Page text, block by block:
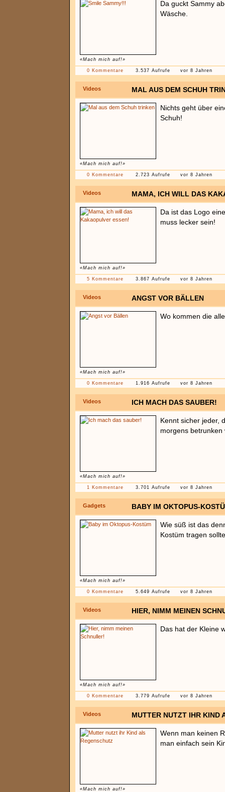
«Mach mich auf!»
Da guckt Sammy
Wäsche.
0 Kommentare 3.537 Aufrufe vor 8 Jahren
Videos MAL AUS DEM SCHUH
«Mach mich auf!»
Nichts geht über
Schuh!
0 Kommentare 2.723 Aufrufe vor 8 Jahren
Videos MAMA, ICH WILL DAS
«Mach mich auf!»
Da ist das Logo
muss lecker sein!
5 Kommentare 3.867 Aufrufe vor 8 Jahren
Videos ANGST VOR BÄLLEN
«Mach mich auf!»
Wo kommen die
0 Kommentare 1.916 Aufrufe vor 8 Jahren
Videos ICH MACH DAS SAUBER!
«Mach mich auf!»
Kennt sicher jeder,
morgens
1 Kommentare 3.701 Aufrufe vor 8 Jahren
Gadgets BABY IM OKTOPUS-
«Mach mich auf!»
Wie süß ist das
Kostüm tragen
0 Kommentare 5.649 Aufrufe vor 8 Jahren
Videos HIER, NIMM MEINEN
«Mach mich auf!»
Das hat der Kleine
0 Kommentare 3.779 Aufrufe vor 8 Jahren
Videos MUTTER NUTZT IHR KIND
«Mach mich auf!»
Wenn man keinen
man einfach sein